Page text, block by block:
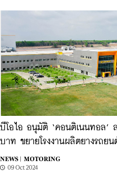
บีโอไอ อนุมัติ ‘คอนติเนนทอล’
บาท ขยายโรงงานผลิตยางรถยน
NEWS |
MOTORING
09 Oct 2024